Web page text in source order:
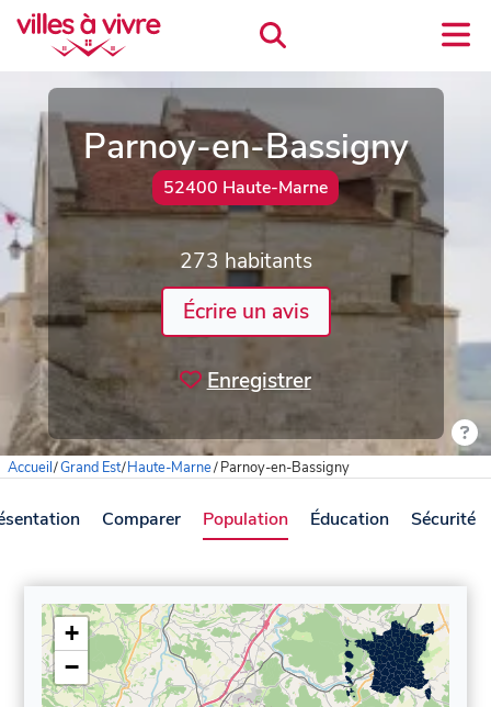
Parnoy-en-Bassigny
52400 Haute-Marne
273 habitants
Écrire un avis
Enregistrer
Accueil/Grand Est/Haute-Marne/Parnoy-en-Bassigny
Comparer Population Éducation Sécurité
+
−